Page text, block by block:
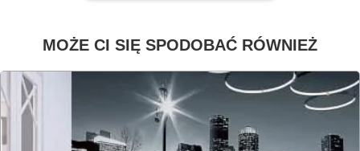
MOŻE CI SIĘ SPODOBAĆ RÓWNIEŻ